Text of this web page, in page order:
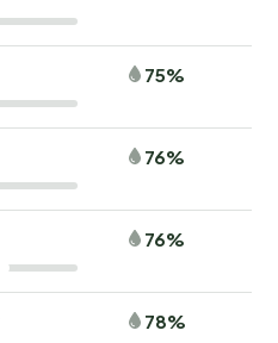
75%
76%
76%
78%